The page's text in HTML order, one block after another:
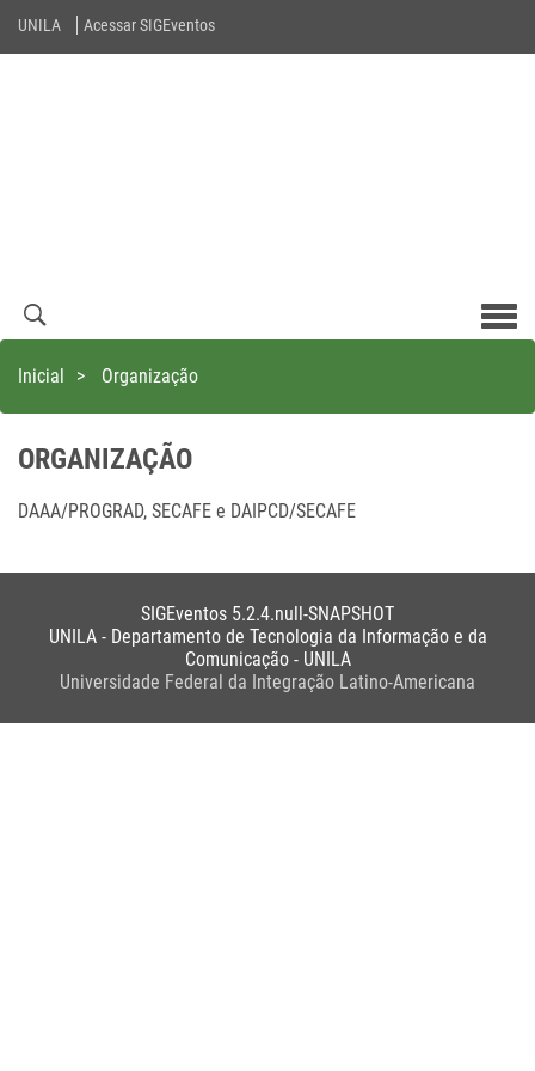
UNILA Acessar SIGEventos
Inicial > Organização
ORGANIZAÇÃO
DAAA/PROGRAD, SECAFE e DAIPCD/SECAFE
SIGEventos 5.2.4.null-SNAPSHOT
UNILA - Departamento de Tecnologia da Informação e da
Comunicação - UNILA
Universidade Federal da Integração Latino-Americana